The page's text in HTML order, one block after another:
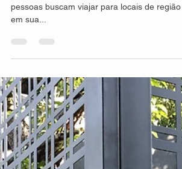
26 de jan. de 2022
2 min de leitura
Cobertura de pergolado
Nesta época de altas temperaturas como o
pessoas buscam viajar para locais de
em sua...